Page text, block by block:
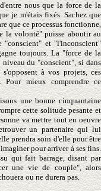
nous que la force de la
je m'étais fixés. Sachez que
que ce processus fonctionne,
la volonté" puisse aboutir au
"conscient" et "l'inconscient"
toujours. La "force de la
du "conscient", si dans
à vos projets, ces
Pour mieux comprendre ce
une bonne cinquantaine
cette solitude pesante et
va mettre tout en oeuvre
un partenaire qui lui
prendra soin d'elle pour être
pour arriver à ses fins.
qui fait barrage, disant par
une vie de couple", alors
ou ne durera pas.